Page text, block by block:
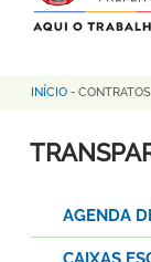
Trilha
de
INÍCIO - CONTRATOS
AGENDA